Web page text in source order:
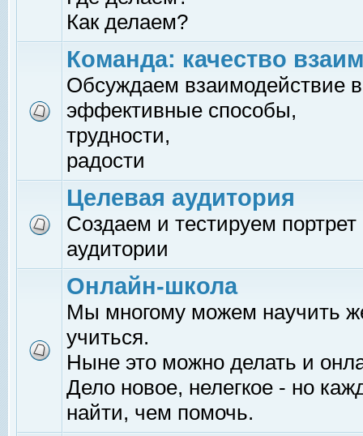
Как делаем?
Команда: качество
Обсуждаем взаимодействие
эффективные способы,
трудности,
радости
Целевая аудитория
Создаем и тестируем
аудитории
Онлайн-школа
Мы многому можем научить
учиться.
Ныне это можно делать и
Дело новое, нелегкое - но
найти, чем помочь.